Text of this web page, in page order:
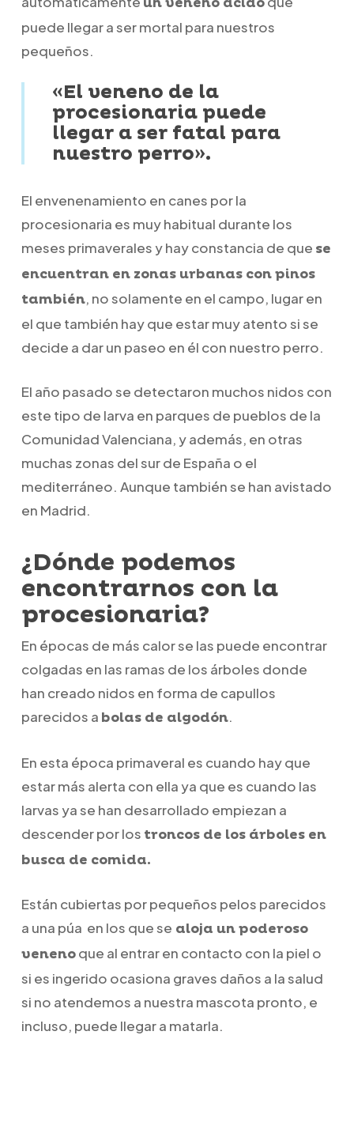
puede llegar a ser mortal para nuestros
pequeños.
«El veneno de la
procesionaria puede
llegar a ser fatal para
nuestro perro».
El envenenamiento en canes por la
procesionaria es muy habitual durante los
meses primaverales y hay constancia de que se
encuentran en zonas urbanas con pinos
también, no solamente en el campo, lugar en
el que también hay que estar muy atento si se
decide a dar un paseo en él con nuestro perro.
El año pasado se detectaron muchos nidos con
este tipo de larva en parques de pueblos de la
Comunidad Valenciana, y además, en otras
muchas zonas del sur de España o el
mediterráneo. Aunque también se han avistado
en Madrid.
¿Dónde podemos
encontrarnos con la
procesionaria?
En épocas de más calor se las puede encontrar
colgadas en las ramas de los árboles donde
han creado nidos en forma de capullos
parecidos a bolas de algodón.
En esta época primaveral es cuando hay que
estar más alerta con ella ya que es cuando las
larvas ya se han desarrollado empiezan a
descender por los troncos de los árboles en
busca de comida.
Están cubiertas por pequeños pelos parecidos
a una púa en los que se aloja un poderoso
venenoque al entrar en contacto con la piel o
si es ingerido ocasiona graves daños a la salud
si no atendemos a nuestra mascota pronto, e
incluso, puede llegar a matarla.